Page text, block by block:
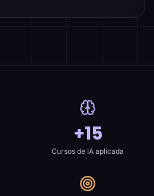
+15
Cursos de IA aplicada